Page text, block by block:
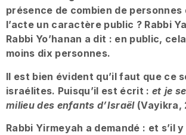
présence de combien de
l’acte un caractère public ? Rabbi
Rabbi Yo’hanan a dit : en public,
moins dix personnes.
Il est bien évident qu’il faut que ce
israélites. Puisqu’il est écrit : et je
milieu des enfants d’Israël(Vayikra,
Rabbi Yirmeyah a demandé : et s’il